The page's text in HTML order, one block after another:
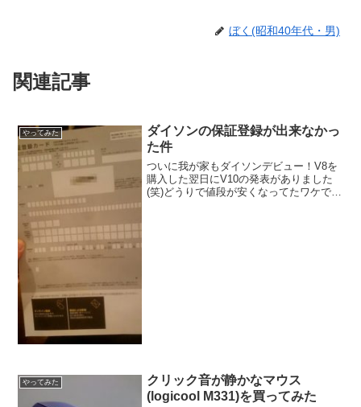
ぼく(昭和40年代・男)
関連記事
やってみた
ダイソンの保証登録が出来なかっ
た件
ついに我が家もダイソンデビュー！V8を
購入した翌日にV10の発表がありました
(笑)どうりで値段が安くなってたワケで
やってみた
クリック音が静かなマウス
(logicool M331)を買ってみた